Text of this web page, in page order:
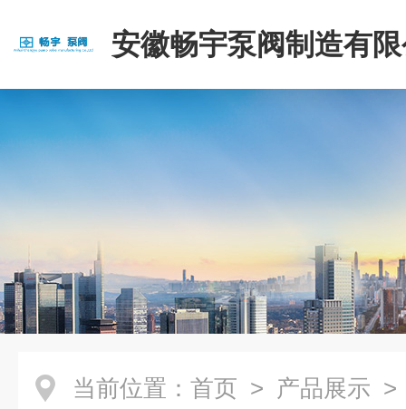
安徽畅宇泵阀制造有
当前位置： 首页 > 产品展示